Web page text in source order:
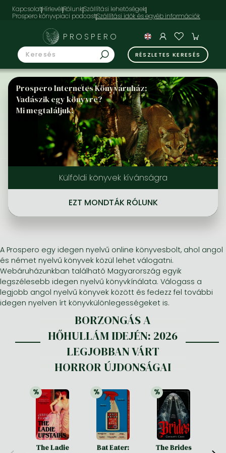
KapcsolatHírlevélRólunkSzállítási lehetőségek
Prospero könyvpiaci podcast
Minden készletes könyv
Képregény, manga
Krimi, bűnügyi, thriller
Fantasy
Képregény, manga
Krimi, bűnügyi, thriller
Fantasy
Irodalom
Jujutsu Kaisen manga sorozat
One Piece manga
Ana Huang könyvek
Trónok harca könyvek
Stephen King könyvek
Krasznahorkai László könyvek
Kertész Imre könyvek angolul és németül
Esterházy Péter könyvek
Szabó Magda könyvek angolul és németül
David Szalay könyvek
Tóth Krisztina könyvek angolul és németül
Nádas Péter könyvek angolul és németül
Művészetek
Család, gyermeknevelés, egészség
Nyelvkönyvek, szótárak
Hobbi, szabadidő
Sport, játék
Dian Fossey könyvek
Számítástechnika, információs technológia
Gazdaság, üzlet
Mérnöki tudományok
Humán tudományok
Orvostudomány, állatorvostudomány és gyógyszerészet
Természettudományok
Általános kézikönyvek, enciklopédiák
Társadalomtudományok
Tankönyv, segédkönyv
Richard Dawkins könyvek
PROSPERO
RÉSZLETES KERESÉS
Prospero Internetes Könyváruház:
Vadászik egy könyvre?
Mi megtaláljuk!
Külföldi könyvek kívánságra
EZT MONDTÁK RÓLUNK
A Prospero egy idegen nyelvű online könyvesbolt, ahol angol
és német nyelvű könyvek közül lehet válogatni.
Webáruházunkban található Magyarország egyik
legszélesebb idegen nyelvű könyvkínálata. Válogass a
legjobb angol nyelvű könyvek között és fedezz fel további
idegen nyelven írt könyvkülönlegességeket is.
BORZONGÁS A
HŐHULLÁM IDEJÉN: 2026
LEGJOBBAN VÁRT
HORROR ÚJDONSÁGAI
21%
% kedvezmény
The Ladie
21%
% kedvezmény
Bat Eater:
25%
% kedvezmény
The Brides